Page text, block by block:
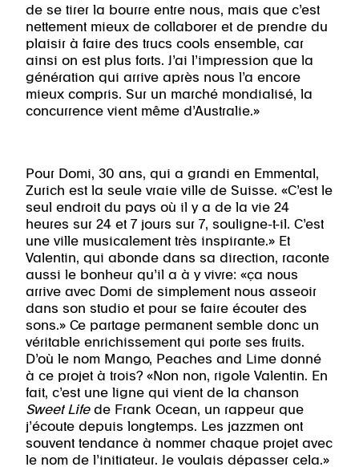
de se tirer la bourre entre nous, mais que c’est
nettement mieux de collaborer et de prendre du
plaisir à faire des trucs cools ensemble, car
ainsi on est plus forts. J’ai l’impression que la
génération qui arrive après nous l’a encore
mieux compris. Sur un marché mondialisé, la
concurrence vient même d’Australie.»
Pour Domi, 30 ans, qui a grandi en Emmental,
Zurich est la seule vraie ville de Suisse. «C’est le
seul endroit du pays où il y a de la vie 24
heures sur 24 et 7 jours sur 7, souligne-t-il. C’est
une ville musicalement très inspirante.» Et
Valentin, qui abonde dans sa direction, raconte
aussi le bonheur qu’il a à y vivre: «ça nous
arrive avec Domi de simplement nous asseoir
dans son studio et pour se faire écouter des
sons.» Ce partage permanent semble donc un
véritable enrichissement qui porte ses fruits.
D’où le nom Mango, Peaches and Lime donné
à ce projet à trois? «Non non, rigole Valentin. En
fait, c’est une ligne qui vient de la chanson
Sweet Lifede Frank Ocean, un rappeur que
j’écoute depuis longtemps. Les jazzmen ont
souvent tendance à nommer chaque projet avec
le nom de l’initiateur. Je voulais dépasser cela.»